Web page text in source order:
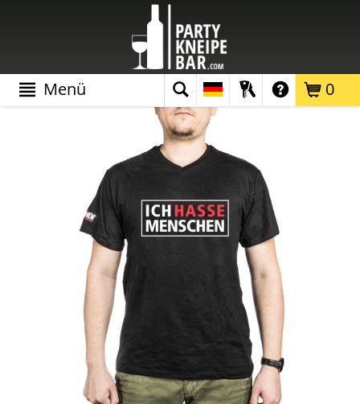
0
Menü